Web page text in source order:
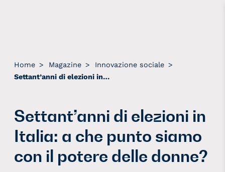
Home > Magazine > Innovazione sociale >
Settant’anni di elezioni in Italia: a che punto siamo con il potere delle donne?
Settant’anni di elezioni in
Italia: a che punto siamo
con il potere delle donne?